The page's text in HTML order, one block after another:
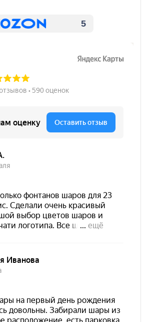
5